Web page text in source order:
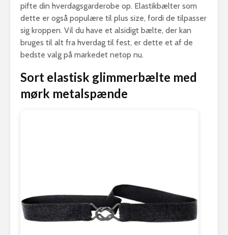
pifte din hverdagsgarderobe op. Elastikbælter som
dette er også populære til plus size, fordi de tilpasser
sig kroppen. Vil du have et alsidigt bælte, der kan
bruges til alt fra hverdag til fest, er dette et af de
bedste valg på markedet netop nu.
Sort elastisk glimmerbælte med
mørk metalspænde